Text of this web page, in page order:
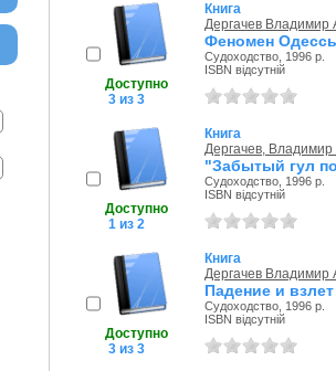
Доступно
3 из 3
Книга
Дергачев Владимир
Феномен
Судоходство, 1996 р.
ISBN відсутній
Доступно
1 из 2
Книга
Дергачев, Владимир
"Забытый гул
Судоходство, 1996 р.
ISBN відсутній
Доступно
3 из 3
Книга
Дергачев Владимир
Падение и
Судоходство, 1996 р.
ISBN відсутній